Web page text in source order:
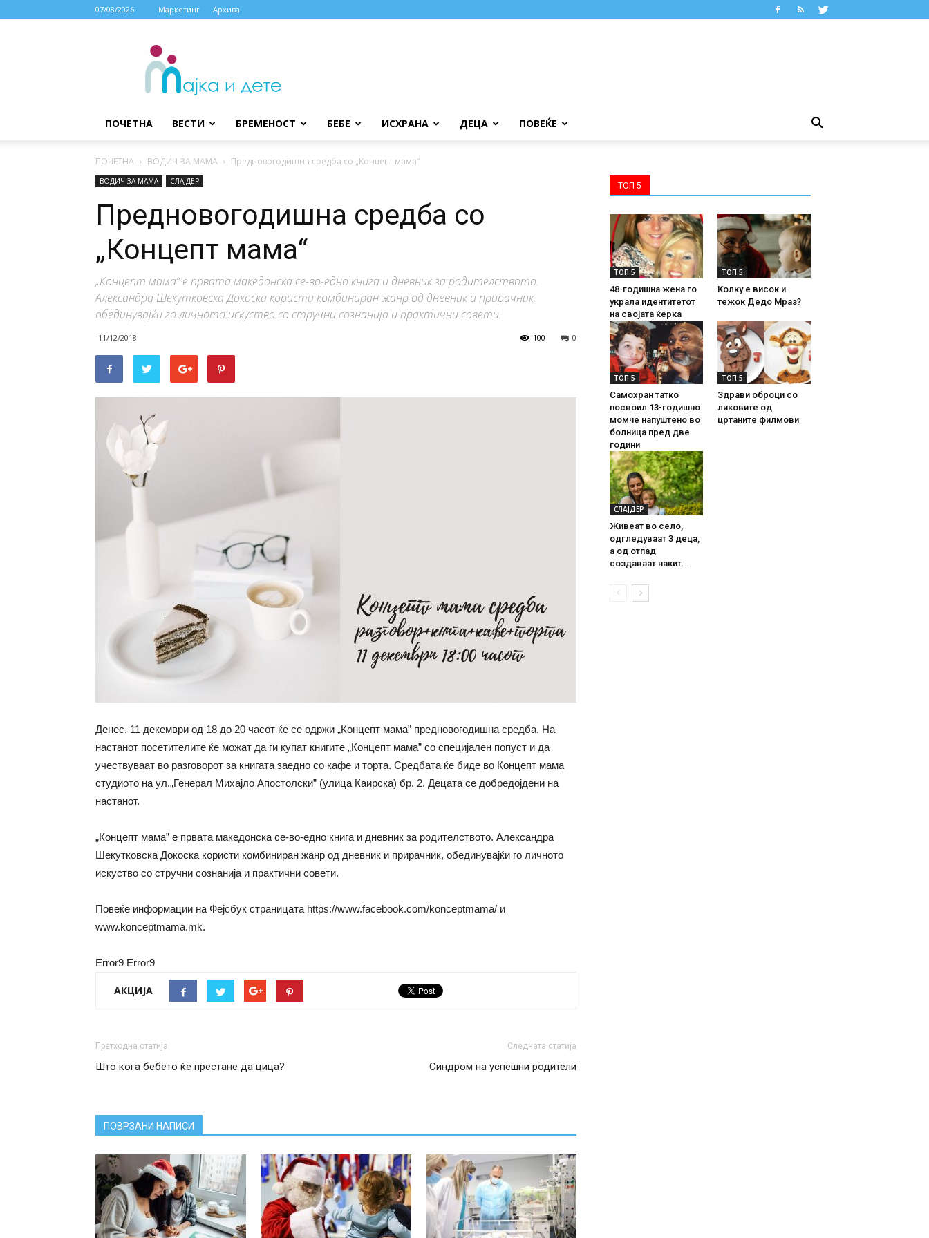
07/08/2026 Маркетинг Архива
МАЈКА
ДЕТЕ
ПОЧЕТНА ВЕСТИ БРЕМЕНОСТ БЕБЕ ИСХРАНА ДЕЦА ПОВЕЌЕ
ПОЧЕТНА ВОДИЧ ЗА МАМА Предновогодишна средба со „Концепт мама“
ВОДИЧ ЗА МАМА СЛАЈДЕР
Предновогодишна средба со
„Концепт мама“
„Концепт мама” е првата македонска се-во-едно книга и дневник за родителството.
Александра Шекутковска Докоска користи комбиниран жанр од дневник и прирачник,
обединувајќи го личното искуство со стручни сознанија и практични совети.
11/12/2018 0
100
Денес, 11 декември од 18 до 20 часот ќе се одржи „Концепт мама” предновогодишна средба. На
настанот посетителите ќе можат да ги купат книгите „Концепт мама” со специјален попуст и да
учествуваат во разговорот за книгата заедно со кафе и торта. Средбата ќе биде во Концепт мама
студиото на ул.„Генерал Михајло Апостолски” (улица Каирска) бр. 2. Децата се добредојдени на
настанот.
„Концепт мама” е првата македонска се-во-едно книга и дневник за родителството. Александра
Шекутковска Докоска користи комбиниран жанр од дневник и прирачник, обединувајќи го личното
искуство со стручни сознанија и практични совети.
Повеќе информации на Фејсбук страницата https://www.facebook.com/konceptmama/ и
www.konceptmama.mk.
Error9 Error9
АКЦИЈА
Претходна статија
Што кога бебето ќе престане да цица?
Следната статија
Синдром на успешни родители
ПОВРЗАНИ НАПИСИ
ТОП 5
ТОП 5
48-годишна жена го
украла идентитетот
на својата ќерка
ТОП 5
Колку е висок и
тежок Дедо Мраз?
ТОП 5
Самохран татко
посвоил 13-годишно
момче напуштено во
болница пред две
години
ТОП 5
Здрави оброци со
ликовите од
цртаните филмови
СЛАЈДЕР
Живеат во село,
одгледуваат 3 деца,
а од отпад
создаваат накит...